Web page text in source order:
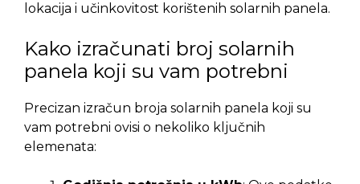
lokacija i učinkovitost korištenih solarnih panela.
Kako izračunati broj solarnih
panela koji su vam potrebni
Precizan izračun broja solarnih panela koji su
vam potrebni ovisi o nekoliko ključnih
elemenata: